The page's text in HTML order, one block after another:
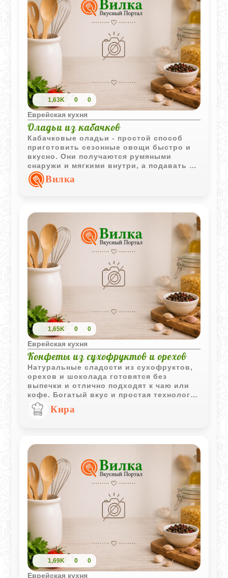
1,63K 0 0
Еврейская кухня
Оладьи из кабачков
Кабачковые оладьи - простой способ
приготовить сезонные овощи быстро и
вкусно. Они получаются румяными
снаружи и мягкими внутри, а подавать их
можно как самостоятельное блюдо или в
качестве гарнира.
Вилка
1,65K 0 0
Еврейская кухня
Конфеты из сухофруктов и орехов
Натуральные сладости из сухофруктов,
орехов и шоколада готовятся без
выпечки и отлично подходят к чаю или
кофе. Богатый вкус и простая технология
делают этот рецепт удачным вариантом
для домашнего десерта.
Кира
1,69K 0 0
Еврейская кухня